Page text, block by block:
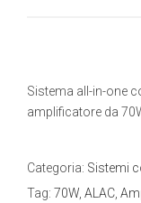
Sistema all-in-one
amplificatore da
Categoria: Sistemi
Tag: 70W, ALAC,